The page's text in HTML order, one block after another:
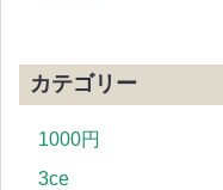
カテゴリー
1000円
3ce